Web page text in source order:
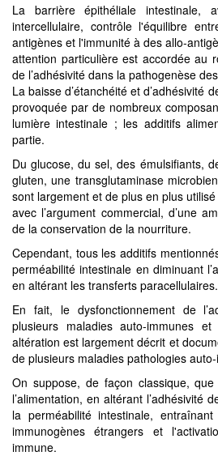
La barrière épithéliale intestinale,
intercellulaire, contrôle l'équilibre
antigènes et l'immunité à des allo-
attention particulière est accordée au
de l’adhésivité dans la pathogenèse
La baisse d’étanchéité et d’adhésivité
provoquée par de nombreux
lumière intestinale ; les additifs
partie.
Du glucose, du sel, des émulsifiants,
gluten, une transglutaminase
sont largement et de plus en plus
avec l’argument commercial, d’une
de la conservation de la nourriture.
Cependant, tous les additifs
perméabilité intestinale en diminuant
en altérant les transferts paracellulaires.
En fait, le dysfonctionnement de
plusieurs maladies auto-immunes
altération est largement décrit et
de plusieurs maladies pathologies
On suppose, de façon classique,
l’alimentation, en altérant l’adhésivité
la perméabilité intestinale,
immunogènes étrangers et
immune.